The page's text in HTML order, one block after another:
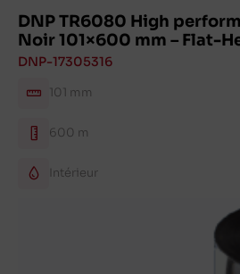
DNP TR6080 High
Noir 101×600 mm – Flat-
DNP-17305316
101 mm
600 m
Intérieur